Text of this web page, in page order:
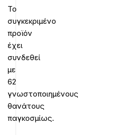
Το
συγκεκριμένο
προϊόν
έχει
συνδεθεί
με
62
γνωστοποιημένους
θανάτους
παγκοσμίως.